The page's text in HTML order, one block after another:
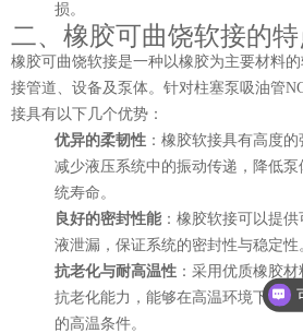
损。
二、橡胶可曲饶软接的
橡胶可曲饶软接是一种以橡胶为主要材料
接管道、设备及泵体。针对柱塞泵吸油管
接具有以下几个优势：
优异的柔韧性 ：橡胶软接具有高度
减少液压系统中的振动传递，降低
统寿命。
良好的密封性能：橡胶软接可以提
液泄漏，保证系统的密封性与稳定性
抗老化与耐高温性 ：采用优质橡胶
抗老化能力，能够在高温环境下长期
的高温条件。